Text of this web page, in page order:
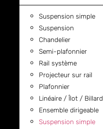
Suspension simple
Suspension
Chandelier
Semi-plafonnier
Rail système
Projecteur sur rail
Plafonnier
Linéaire / Îlot / Billard
Ensemble dirigeable
Suspension simple